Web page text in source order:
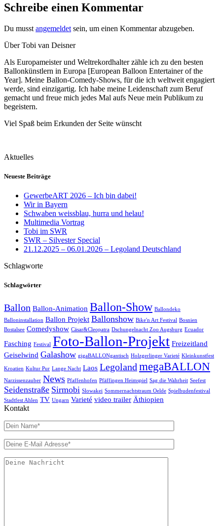
Schreibe einen Kommentar
Du musst angemeldet sein, um einen Kommentar abzugeben.
Über Tobi van Deisner
Als Europameister und Weltrekordhalter zähle ich zu den besten
Ballonkünstlern in Europa [European Balloon Entertainer of the
Year]. Meine Ballon-Comedy-Shows, für die ich weltweit engagiert
werde, sind einzigartig. Ich habe meine Leidenschaft zum Beruf
gemacht und freue mich jedes Mal aufs Neue mein Publikum zu
begeistern.
Viel Spaß beim Erkunden der Seite wünscht
Aktuelles
Neueste Beiträge
GewerbeART 2026 – Ich bin dabei!
Wir in Bayern
Schwaben weissblau, hurra und helau!
Multimedia Vortrag
Tobi im SWR
SWR – Silvester Special
21.12.2025 – 06.01.2026 – Legoland Deutschland
Schlagworte
Schlagwörter
Ballon Ballon-Animation Ballon-Show Ballondeko
Balloninstallation Ballon Projekt Ballonshow Bike'n Art Festival Bosnien
Bostalsee Comedyshow Cäsar&Cleopatra Dschungelnacht Zoo Augsburg Ecuador
Fasching Festival Foto-Ballon-Projekt Freizeitland
Geiselwind Galashow gigaBALLONgantisch Holzgerlinger Varieté Kleinkunstfest
Kroatien Kultur Pur Lange Nacht Laos Legoland megaBALLON
Narzissenzauber News Pfaffenhofen Pfäffingen Heimspiel Sag die Wahrheit Seefest
Seidenstraße Sirmobi Slowakei Sommernachtstraum Oelde Spielbudenfestival
Stadtfest Ahlen TV Ungarn Varieté video trailer Äthiopien
Kontakt